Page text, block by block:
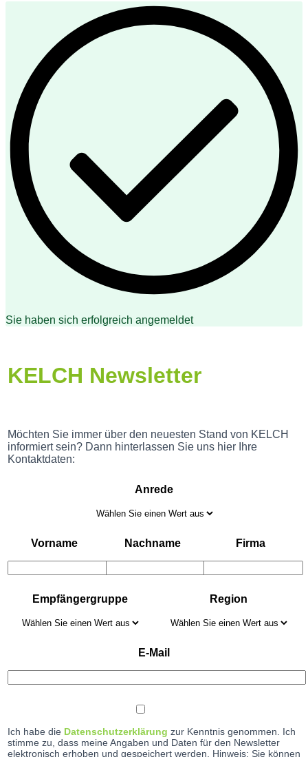
Sie haben sich erfolgreich angemeldet
KELCH Newsletter
Möchten Sie immer über den neuesten Stand von KELCH
informiert sein? Dann hinterlassen Sie uns hier Ihre
Kontaktdaten:
Anrede
Vorname Nachname Firma
Empfängergruppe Region
E-Mail
Ich habe die Datenschutzerklärung zur Kenntnis genommen. Ich
stimme zu, dass meine Angaben und Daten für den Newsletter
elektronisch erhoben und gespeichert werden. Hinweis: Sie können